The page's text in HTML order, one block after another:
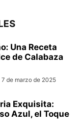
Una Receta
de Calabaza
7 de marzo de 2025
Exquisita:
Azul, el Toque